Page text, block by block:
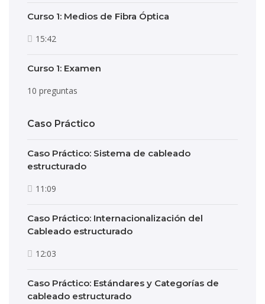
Curso 1: Medios de Fibra Óptica
15:42
Curso 1: Examen
10 preguntas
Caso Práctico
Caso Práctico: Sistema de cableado
estructurado
11:09
Caso Práctico: Internacionalización del
Cableado estructurado
12:03
Caso Práctico: Estándares y Categorías de
cableado estructurado